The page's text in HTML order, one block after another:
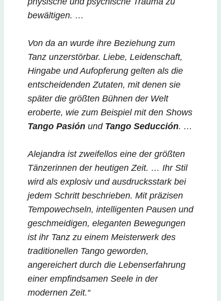
bewältigen. …
Von da an wurde ihre Beziehung zum
Tanz unzerstörbar. Liebe, Leidenschaft,
Hingabe und Aufopferung gelten als die
entscheidenden Zutaten, mit denen sie
später die größten Bühnen der Welt
eroberte, wie zum Beispiel mit den Shows
Tango Pasión und Tango Seducción. …
Alejandra ist zweifellos eine der größten
Tänzerinnen der heutigen Zeit. … Ihr Stil
wird als explosiv und ausdrucksstark bei
jedem Schritt beschrieben. Mit präzisen
Tempowechseln, intelligenten Pausen und
geschmeidigen, eleganten Bewegungen
ist ihr Tanz zu einem Meisterwerk des
traditionellen Tango geworden,
angereichert durch die Lebenserfahrung
einer empfindsamen Seele in der
modernen Zeit.“